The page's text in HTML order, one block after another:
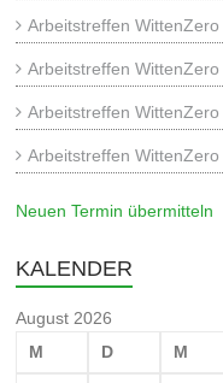
Arbeitstreffen WittenZero
Arbeitstreffen WittenZero
Arbeitstreffen WittenZero
Arbeitstreffen WittenZero
Neuen Termin übermitteln
KALENDER
August 2026
M
D M